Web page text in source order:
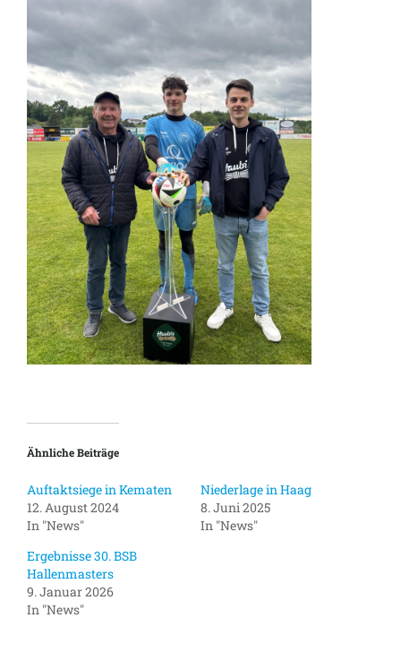
Ähnliche Beiträge
Auftaktsiege in Kematen
12. August 2024
In "News"
Niederlage in Haag
8. Juni 2025
In "News"
Ergebnisse 30. BSB
Hallenmasters
9. Januar 2026
In "News"